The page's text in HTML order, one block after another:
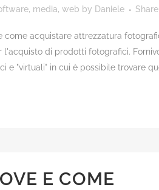
media, web by Daniele Share
come acquistare attrezzatura
l'acquisto di prodotti fotografici.
e "virtuali" in cui è possibile trovare
E COME